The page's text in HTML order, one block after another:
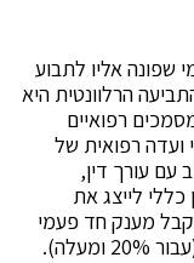
שפונה אליו לתבוע
הרלוונטית היא
רפואיים
ועדה רפואית של
עם עורך דין,
לייצג את
מענק חד פעמי